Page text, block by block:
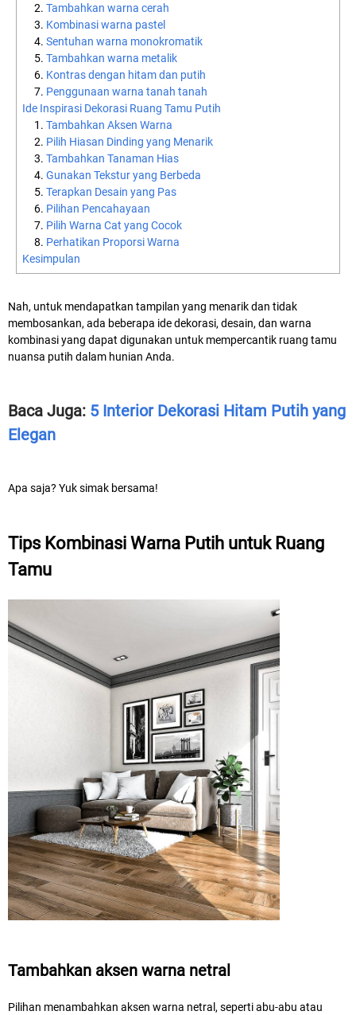
Tambahkan warna cerah
Kombinasi warna pastel
Sentuhan warna monokromatik
Tambahkan warna metalik
Kontras dengan hitam dan putih
Penggunaan warna tanah tanah
Ide Inspirasi Dekorasi Ruang Tamu Putih
Tambahkan Aksen Warna
Pilih Hiasan Dinding yang Menarik
Tambahkan Tanaman Hias
Gunakan Tekstur yang Berbeda
Terapkan Desain yang Pas
Pilihan Pencahayaan
Pilih Warna Cat yang Cocok
Perhatikan Proporsi Warna
Kesimpulan
Nah, untuk mendapatkan tampilan yang menarik dan tidak
membosankan, ada beberapa ide dekorasi, desain, dan warna
kombinasi yang dapat digunakan untuk mempercantik ruang tamu
nuansa putih dalam hunian Anda.
Baca Juga: 5 Interior Dekorasi Hitam Putih yang
Elegan
Apa saja? Yuk simak bersama!
Tips Kombinasi Warna Putih untuk Ruang
Tamu
Tambahkan aksen warna netral
Pilihan menambahkan aksen warna netral, seperti abu-abu atau